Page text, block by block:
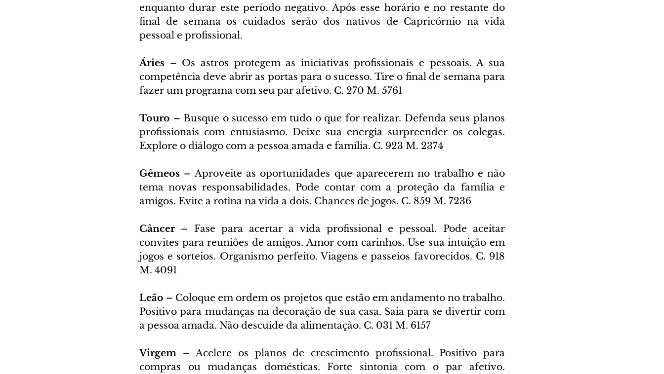
enquanto durar este período negativo. Após esse horário e no restante do
final de semana os cuidados serão dos nativos de Capricórnio na vida
pessoal e profissional.
Áries – Os astros protegem as iniciativas profissionais e pessoais. A sua
competência deve abrir as portas para o sucesso. Tire o final de semana para
fazer um programa com seu par afetivo. C. 270 M. 5761
Touro – Busque o sucesso em tudo o que for realizar. Defenda seus planos
profissionais com entusiasmo. Deixe sua energia surpreender os colegas.
Explore o diálogo com a pessoa amada e família. C. 923 M. 2374
Gêmeos – Aproveite as oportunidades que aparecerem no trabalho e não
tema novas responsabilidades. Pode contar com a proteção da família e
amigos. Evite a rotina na vida a dois. Chances de jogos. C. 859 M. 7236
Câncer – Fase para acertar a vida profissional e pessoal. Pode aceitar
convites para reuniões de amigos. Amor com carinhos. Use sua intuição em
jogos e sorteios. Organismo perfeito. Viagens e passeios favorecidos. C. 918
M. 4091
Leão – Coloque em ordem os projetos que estão em andamento no trabalho.
Positivo para mudanças na decoração de sua casa. Saia para se divertir com
a pessoa amada. Não descuide da alimentação. C. 031 M. 6157
Virgem – Acelere os planos de crescimento profissional. Positivo para
compras ou mudanças domésticas. Forte sintonia com o par afetivo.